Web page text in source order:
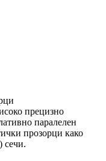
прецизно
паралелен
прозорци како
сечи.